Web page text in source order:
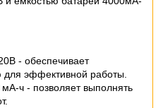
- обеспечивает
эффективной работы.
ч - позволяет выполнять